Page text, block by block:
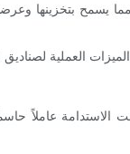
مما يسمح بتخزينها
عاملاً